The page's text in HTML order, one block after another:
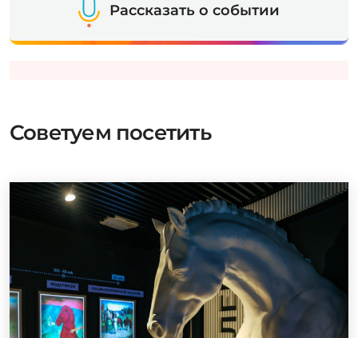
Рассказать о событии
Советуем посетить